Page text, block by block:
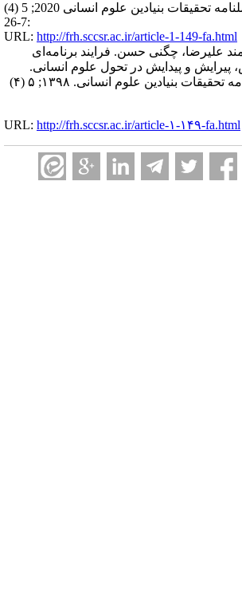
فصلنامه تحقیقات بنیادین علوم انسانی 2020; 5 (4)
:7-26
URL: http://frh.sccsr.ac.ir/article-1-149-fa.html
علیرضا، چگنی حسن. فرایند برنامه‌ای
پیرایش و پیدایش در تحول علوم انسانی.
فصلنامه تحقیقات بنیادین علوم انسانی. ۱۳۹۸; ۵ (۴)
URL: http://frh.sccsr.ac.ir/article-۱-۱۴۹-fa.html